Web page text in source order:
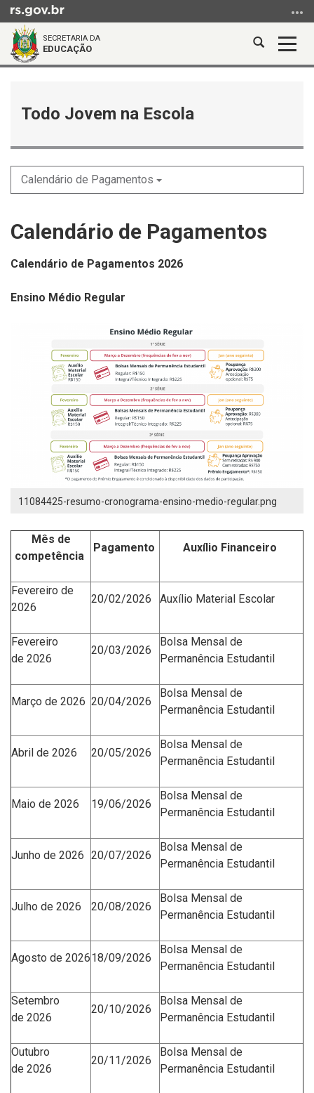
para
conteúdo
busca
SECRETARIA DA
EDUCAÇÃO
Abrir
conteúdoTodo Jovem na Escola
Calendário de Pagamentos
Calendário de Pagamentos
Calendário de Pagamentos 2026
Ensino Médio Regular
11084425-resumo-cronograma-ensino-medio-regular.png
Mês de
competência
Pagamento Auxílio Financeiro
Fevereiro de
2026
20/02/2026 Auxílio Material Escolar
Fevereiro
de 2026
20/03/2026
Bolsa Mensal de
Permanência Estudantil
Março de 2026 20/04/2026
Bolsa Mensal de
Permanência Estudantil
Abril de 2026 20/05/2026
Bolsa Mensal de
Permanência Estudantil
Maio de 2026 19/06/2026
Bolsa Mensal de
Permanência Estudantil
Junho de 2026 20/07/2026
Bolsa Mensal de
Permanência Estudantil
Julho de 2026 20/08/2026
Bolsa Mensal de
Permanência Estudantil
Agosto de 202618/09/2026
Bolsa Mensal de
Permanência Estudantil
Setembro
de 2026
20/10/2026
Bolsa Mensal de
Permanência Estudantil
Outubro
de 2026
20/11/2026
Bolsa Mensal de
Permanência Estudantil